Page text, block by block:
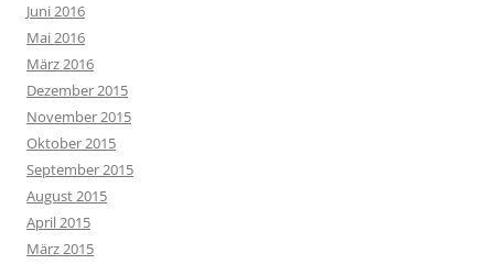
Juni 2016
Mai 2016
März 2016
Dezember 2015
November 2015
Oktober 2015
September 2015
August 2015
April 2015
März 2015